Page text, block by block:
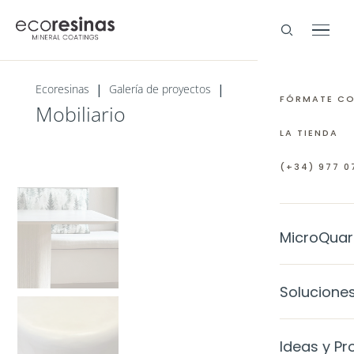
FÓRMATE
LA TIENDA
(+34) 977
Ideas y
Ecoresinas | Galería de proyectos |
Mobiliario